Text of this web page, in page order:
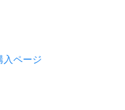
入ページ